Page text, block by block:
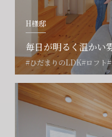
H様邸
毎日が明るく温かい
#ひだまりのLDK#ロフト